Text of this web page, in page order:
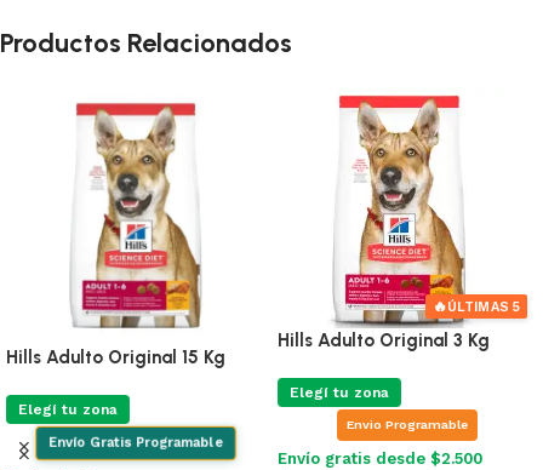
Productos Relacionados
Kg
Hills Adulto Original 3 Kg
Elegí tu zona
Envio Programable
Envío gratis desde $2.500
🔥
Hills Adulto Pequeño
Elegí tu zona
Envio